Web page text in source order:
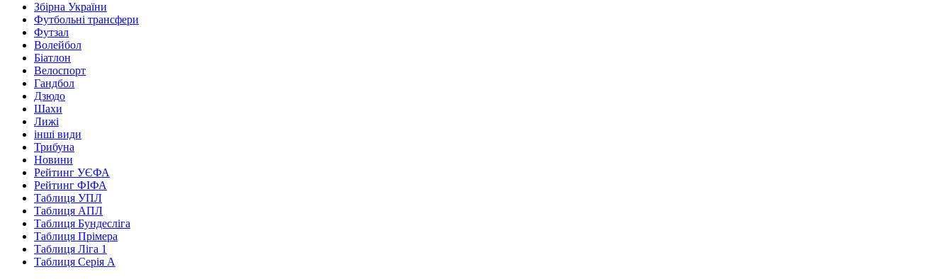
Збірна України
Футбольні трансфери
Футзал
Волейбол
Біатлон
Велоспорт
Гандбол
Дзюдо
Шахи
Лижі
інші види
Трибуна
Новини
Рейтинг УЄФА
Рейтинг ФІФА
Таблиця УПЛ
Таблиця АПЛ
Таблиця Бундесліга
Таблиця Прімера
Таблиця Ліга 1
Таблиця Серія А